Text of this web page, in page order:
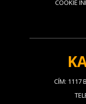
COOKIE
CÍM: 1117